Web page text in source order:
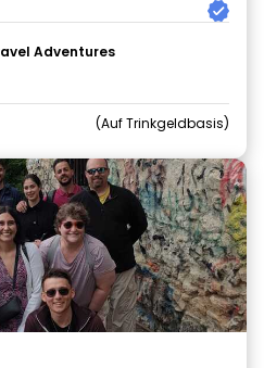
Adventures
Auf Trinkgeldbasis